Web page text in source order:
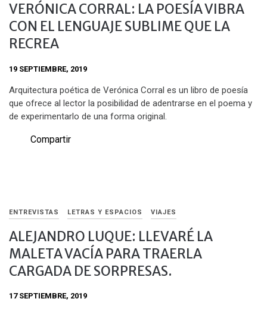
VERÓNICA CORRAL: LA POESÍA VIBRA
CON EL LENGUAJE SUBLIME QUE LA
RECREA
19 SEPTIEMBRE, 2019
Arquitectura poética de Verónica Corral es un libro de poesía
que ofrece al lector la posibilidad de adentrarse en el poema y
de experimentarlo de una forma original.
Compartir
ENTREVISTAS LETRAS Y ESPACIOS VIAJES
ALEJANDRO LUQUE: LLEVARÉ LA
MALETA VACÍA PARA TRAERLA
CARGADA DE SORPRESAS.
17 SEPTIEMBRE, 2019